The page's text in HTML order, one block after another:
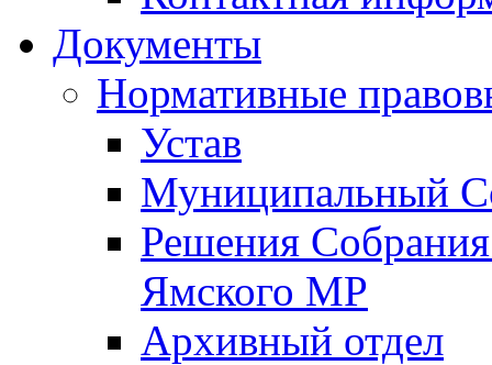
Документы
Нормативные
Устав
Муниципальный
Решения
Ямского МР
Архивный отдел